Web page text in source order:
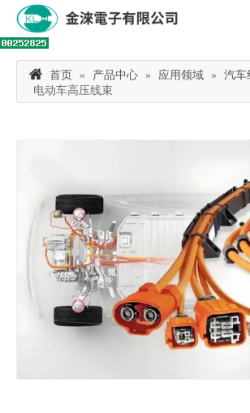
首页 » 产品中心 » 应用领域 » 汽车
电动车高压线束